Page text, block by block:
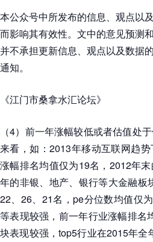
本公众号中所发布的信息、观点以
而影响其有效性。文中的意见预测
并不承担更新信息、观点以及数据
通知。
《江门市桑拿水汇论坛》
（4）前一年涨幅较低或者估值处
来看，如：2013年移动互联网趋
涨幅排名均值仅为19名，2012年
年的非银、地产、银行等大金融
22、26、21名，pe分位数均值仅
等表现较强，前一年行业涨幅排名
块表现较强，top5行业在2015年